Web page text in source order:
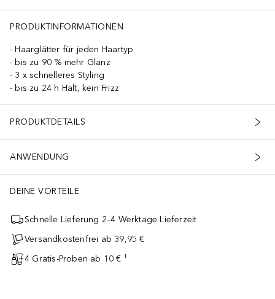
PRODUKTINFORMATIONEN
Haarglätter für jeden Haartyp
bis zu 90 % mehr Glanz
3 x schnelleres Styling
bis zu 24 h Halt, kein Frizz
PRODUKTDETAILS
ANWENDUNG
DEINE VORTEILE
Schnelle Lieferung 2–4 Werktage Lieferzeit
Versandkostenfrei ab 39,95 €
4 Gratis-Proben ab 10 € ¹